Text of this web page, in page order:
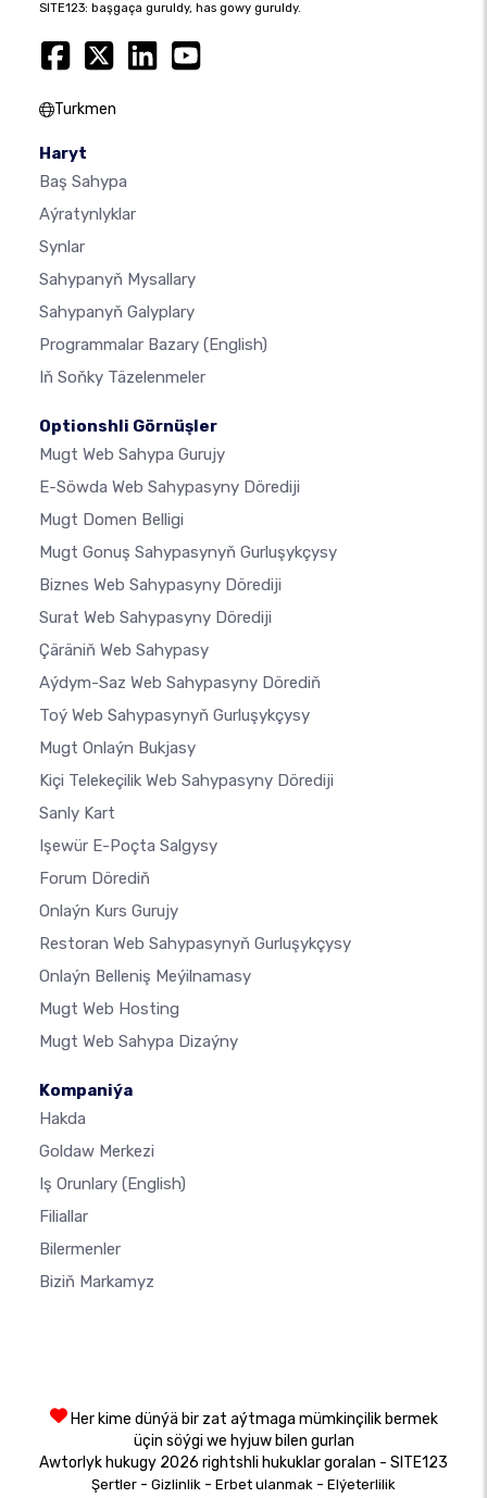
SITE123: başgaça guruldy, has gowy guruldy.
Turkmen
Haryt
Baş Sahypa
Aýratynlyklar
Synlar
Sahypanyň Mysallary
Sahypanyň Galyplary
Programmalar Bazary (English)
Iň Soňky Täzelenmeler
Optionshli Görnüşler
Mugt Web Sahypa Gurujy
E-Söwda Web Sahypasyny Dörediji
Mugt Domen Belligi
Mugt Gonuş Sahypasynyň Gurluşykçysy
Biznes Web Sahypasyny Dörediji
Surat Web Sahypasyny Dörediji
Çäräniň Web Sahypasy
Aýdym-Saz Web Sahypasyny Dörediň
Toý Web Sahypasynyň Gurluşykçysy
Mugt Onlaýn Bukjasy
Kiçi Telekeçilik Web Sahypasyny Dörediji
Sanly Kart
Işewür E-Poçta Salgysy
Forum Dörediň
Onlaýn Kurs Gurujy
Restoran Web Sahypasynyň Gurluşykçysy
Onlaýn Belleniş Meýilnamasy
Mugt Web Hosting
Mugt Web Sahypa Dizaýny
Kompaniýa
Hakda
Goldaw Merkezi
Iş Orunlary (English)
Filiallar
Bilermenler
Biziň Markamyz
Her kime dünýä bir zat aýtmaga mümkinçilik bermek
üçin söýgi we hyjuw bilen gurlan
Awtorlyk hukugy 2026 rightshli hukuklar goralan - SITE123
Şertler - Gizlinlik - Erbet ulanmak - Elýeterlilik